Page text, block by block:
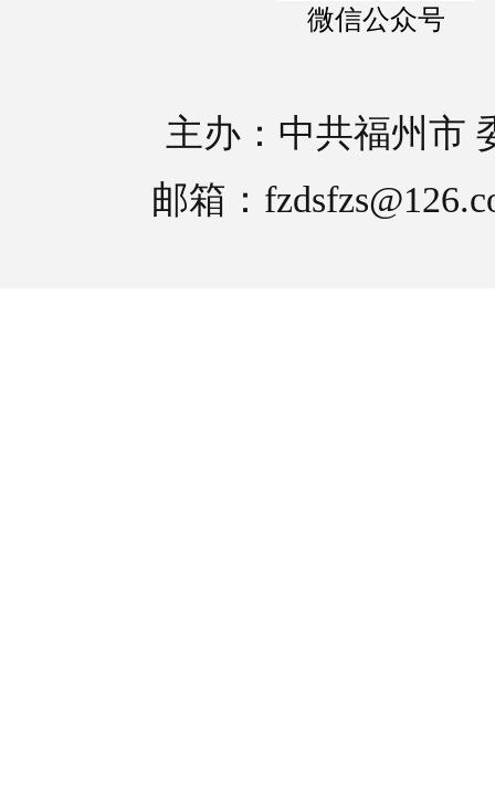
微信公众号
主办：中共福州市
邮箱：